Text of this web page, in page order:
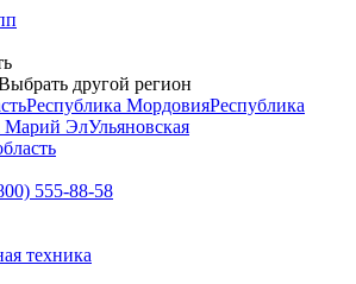
другой регион
Республика МордовияРеспублика
Марий ЭлУльяновская
555-88-58
техника